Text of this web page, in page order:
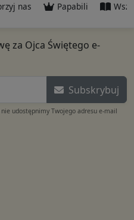
nas Papabili
za Ojca Świętego e-
Subskrybuj
udostępnimy Twojego adresu e-mail